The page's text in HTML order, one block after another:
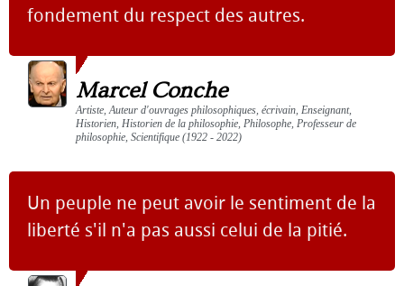
fondement du respect des autres.
Marcel Conche
Artiste, Auteur d'ouvrages philosophiques, écrivain, Enseignant,
Historien, Historien de la philosophie, Philosophe, Professeur de
philosophie, Scientifique (1922 - 2022)
Un peuple ne peut avoir le sentiment de la
liberté s'il n'a pas aussi celui de la pitié.